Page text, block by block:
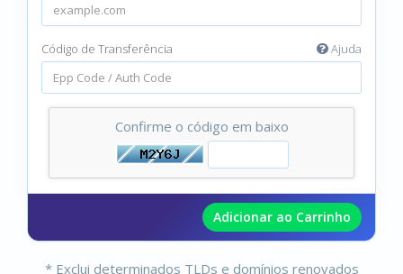
Código de Transferência Ajuda
Confirme o código em baixo
Adicionar ao Carrinho
* Exclui determinados TLDs e domínios renovados